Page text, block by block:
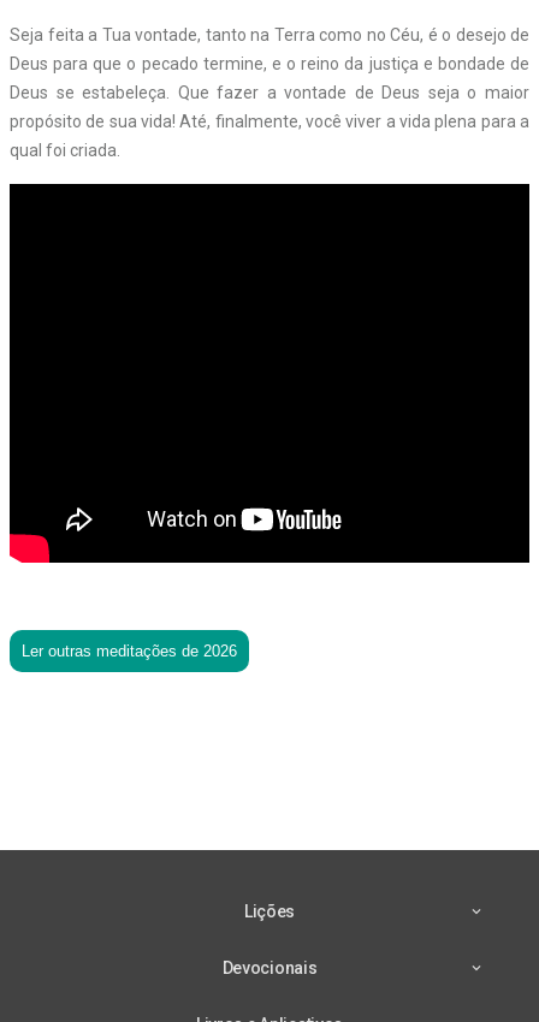
Seja feita a Tua vontade, tanto na Terra como no Céu, é o desejo de
Deus para que o pecado termine, e o reino da justiça e bondade de
Deus se estabeleça. Que fazer a vontade de Deus seja o maior
propósito de sua vida! Até, finalmente, você viver a vida plena para a
qual foi criada.
Ler outras meditações de 2026
Lições
Devocionais